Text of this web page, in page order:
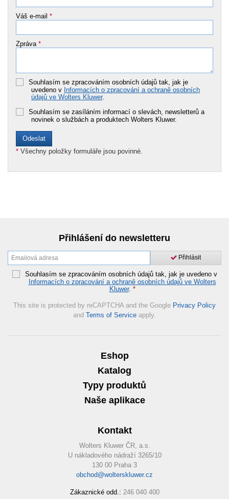
Váš e-mail *
Zpráva *
Souhlasím se zpracováním osobních údajů tak, jak je
uvedeno v Informacích o zpracování a ochraně osobních
údajů ve Wolters Kluwer.
Souhlasím se zasíláním informací o slevách, newsletterů a
novinek o službách a produktech Wolters Kluwer.
* Všechny položky formuláře jsou povinné.
Přihlášení do newsletteru
Přihlásit
Souhlasím se zpracováním osobních údajů tak, jak je uvedeno v
Informacích o zpracování a ochraně osobních údajů ve Wolters
Kluwer. *
This site is protected by reCAPTCHA and the Google Privacy Policy
and Terms of Service apply.
Eshop
Katalog
Typy produktů
Naše aplikace
Kontakt
Wolters Kluwer ČR, a.s.
U nákladového nádraží 3265/10
130 00 Praha 3
obchod@wolterskluwer.cz
Zákaznické odd.: 246 040 400